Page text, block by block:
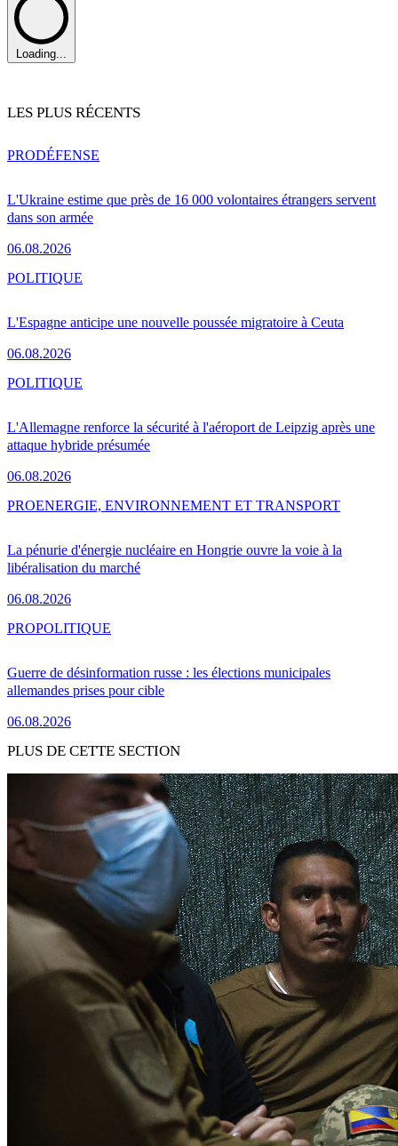
Loading...
LES PLUS RÉCENTS
L'Ukraine estime que près de 16 000 volontaires étrangers servent
dans son armée
06.08.2026
PRODÉFENSE
L'Espagne anticipe une nouvelle poussée migratoire à Ceuta
06.08.2026
POLITIQUE
L'Allemagne renforce la sécurité à l'aéroport de Leipzig après une
attaque hybride présumée
06.08.2026
POLITIQUE
La pénurie d'énergie nucléaire en Hongrie ouvre la voie à la
libéralisation du marché
06.08.2026
PROENERGIE, ENVIRONNEMENT ET TRANSPORT
Guerre de désinformation russe : les élections municipales
allemandes prises pour cible
06.08.2026
PROPOLITIQUE
PLUS DE CETTE SECTION